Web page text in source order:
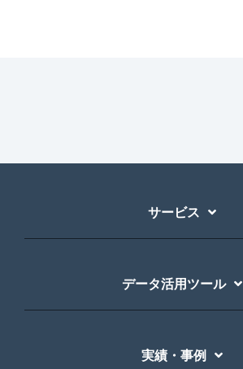
サービス
データ活用ツール
実績・事例